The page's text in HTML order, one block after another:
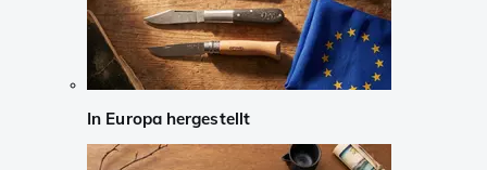
In Europa hergestellt